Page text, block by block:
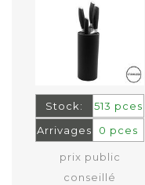
Stock:
513 pces
Arrivages
0 pces
prix public
conseillé